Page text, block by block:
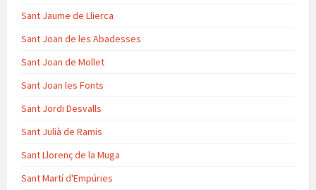
Sant Jaume de Llierca
Sant Joan de les Abadesses
Sant Joan de Mollet
Sant Joan les Fonts
Sant Jordi Desvalls
Sant Julià de Ramis
Sant Llorenç de la Muga
Sant Martí d'Empúries